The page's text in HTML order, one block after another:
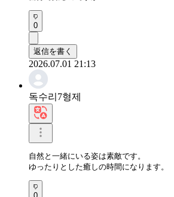
0
返信を書く
2026.07.01 21:13
독수리7형제
自然と一緒にいる姿は素敵です。
ゆったりとした癒しの時間になります。